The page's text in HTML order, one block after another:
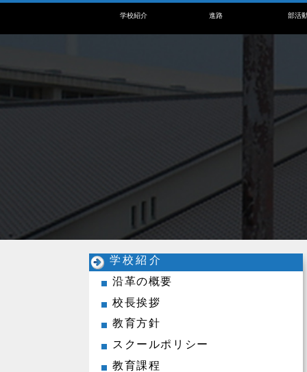
学校紹介 進路 部活
学校紹介
沿革の概要
校長挨拶
教育方針
スクールポリシー
教育課程